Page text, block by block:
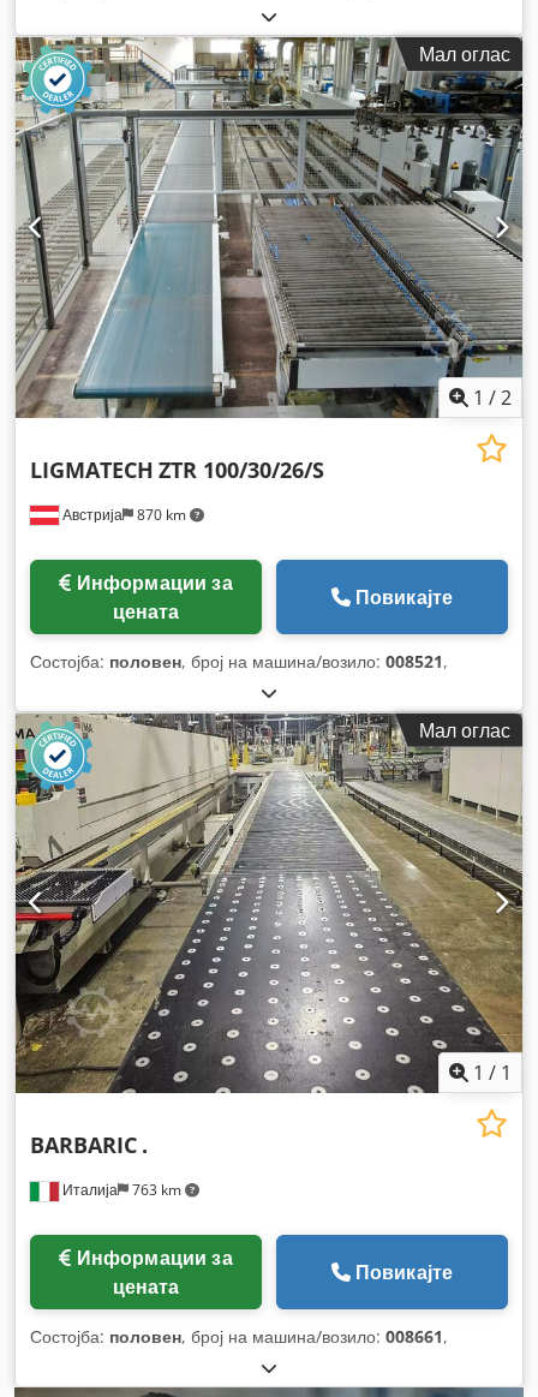
, максимална должина на работниот предмет:
мм, максимална ширина на работното парче:15.000 мм,
брзина на напојување по X-оста: 80 м/мин, Мал оглас
1 /2
Австрија 870 km
LIGMATECH ZTR 100/30/26/S
цената
Повикајте
Состојба: половен, број на машина/возило: 008521,
Мал оглас
1 / 1
Италија 763 km
BARBARIC .
цената
Повикајте
Состојба: половен, број на машина/возило: 008661,